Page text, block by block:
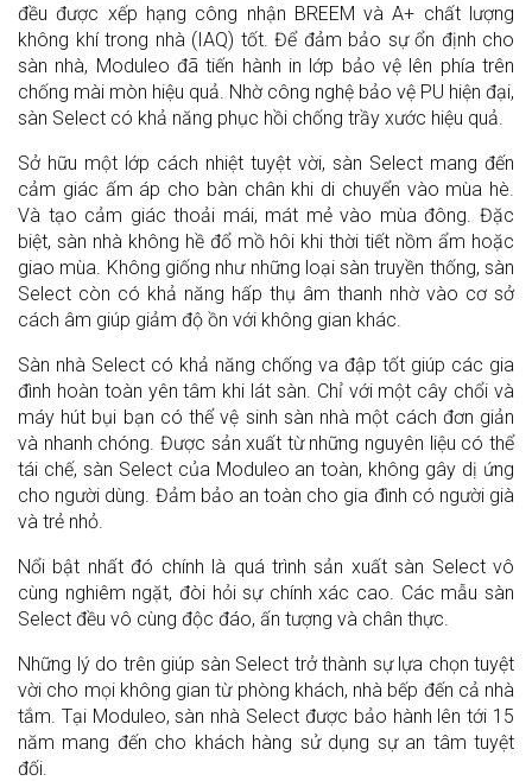
đều được xếp hạng công nhận BREEM và A+ chất lượng
không khí trong nhà (IAQ) tốt. Để đảm bảo sự ổn định cho
sàn nhà, Moduleo đã tiến hành in lớp bảo vệ lên phía trên
chống mài mòn hiệu quả. Nhờ công nghệ bảo vệ PU hiện đại,
sàn Select có khả năng phục hồi chống trầy xước hiệu quả.
Sở hữu một lớp cách nhiệt tuyệt vời, sàn Select mang đến
cảm giác ấm áp cho bàn chân khi di chuyển vào mùa hè.
Và tạo cảm giác thoải mái, mát mẻ vào mùa đông. Đặc
biệt, sàn nhà không hề đổ mồ hôi khi thời tiết nồm ẩm hoặc
giao mùa. Không giống như những loại sàn truyền thống, sàn
Select còn có khả năng hấp thụ âm thanh nhờ vào cơ sở
cách âm giúp giảm độ ồn với không gian khác.
Sàn nhà Select có khả năng chống va đập tốt giúp các gia
đình hoàn toàn yên tâm khi lát sàn. Chỉ với một cây chổi và
máy hút bụi bạn có thể vệ sinh sàn nhà một cách đơn giản
và nhanh chóng. Được sản xuất từ những nguyên liệu có thể
tái chế, sàn Select của Moduleo an toàn, không gây dị ứng
cho người dùng. Đảm bảo an toàn cho gia đình có người già
và trẻ nhỏ.
Nổi bật nhất đó chính là quá trình sản xuất sàn Select vô
cùng nghiêm ngặt, đòi hỏi sự chính xác cao. Các mẫu sàn
Select đều vô cùng độc đáo, ấn tượng và chân thực.
Những lý do trên giúp sàn Select trở thành sự lựa chọn tuyệt
vời cho mọi không gian từ phòng khách, nhà bếp đến cả nhà
tắm. Tại Moduleo, sàn nhà Select được bảo hành lên tới 15
năm mang đến cho khách hàng sử dụng sự an tâm tuyệt
đối.